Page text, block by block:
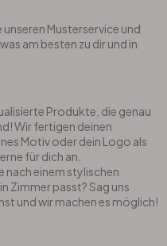
Musterservice und
am besten zu dir und in
Produkte, die genau
Wir fertigen deinen
Motiv oder dein Logo als
für dich an.
nach einem stylischen
Zimmer passt? Sag uns
und wir machen es möglich!